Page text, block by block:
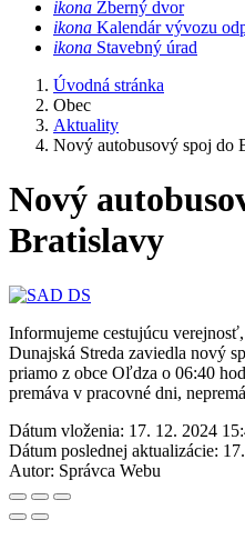
ikona Zberný dvor
ikona Kalendár vývozu
ikona Stavebný úrad
Úvodná stránka
Obec
Aktuality
Nový autobusový spoj do
Nový
Bratislavy
Informujeme cestujúcu
Dunajská Streda zaviedla nový
priamo z obce Oľdza o 06:40
premáva v pracovné dni,
Dátum vloženia: 17. 12. 2024
Dátum poslednej aktualizácie:
Autor: Správca Webu